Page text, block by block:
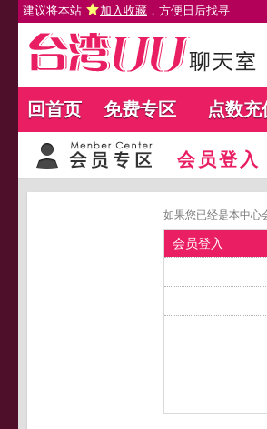
建议将本站 加入收藏 ，方便日后找寻
回首页 免费专区 点数充
会员登入
如果您已经是本中心
会员登入